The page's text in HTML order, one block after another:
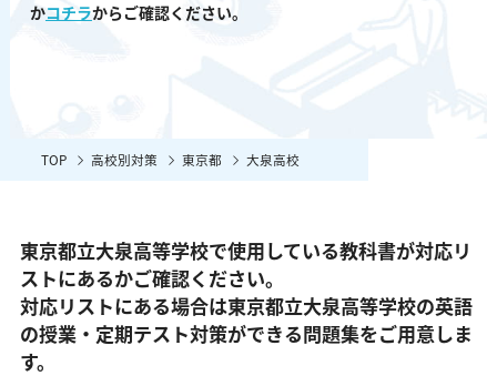
かコチラからご確認ください。
TOP 高校別対策 東京都 大泉高校
東京都立大泉高等学校で使用している教科書が対応リ
ストにあるかご確認ください。
対応リストにある場合は東京都立大泉高等学校の英語
の授業・定期テスト対策ができる問題集をご用意しま
す。